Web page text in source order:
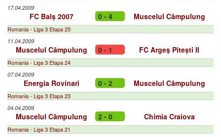
17.04.2009
FC Balș 2007 0 - 4 Muscelul Câmpulung
Romania - Liga 3 Etapa 25
11.04.2009
Muscelul Câmpulung 0 - 1 FC Argeș Pitești II
Romania - Liga 3 Etapa 24
07.04.2009
Energia Rovinari 0 - 2 Muscelul Câmpulung
Romania - Liga 3 Etapa 23
04.04.2009
Muscelul Câmpulung 2 - 0 Chimia Craiova
Romania - Liga 3 Etapa 21